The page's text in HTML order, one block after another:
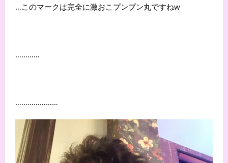
…このマークは完全に激おこプンプン丸ですねw
…………
…………………